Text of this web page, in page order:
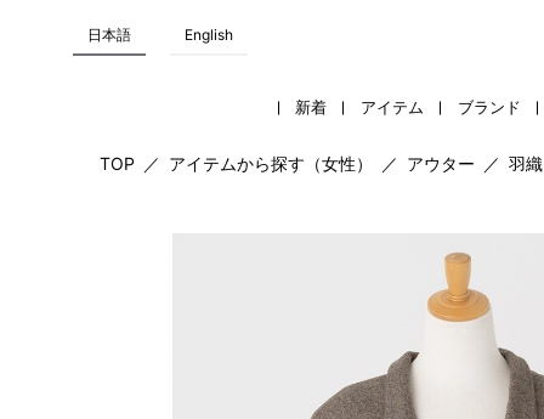
日本語 English
新着 アイテム ブランド
TOP ／ アイテムから探す（女性） ／ アウター ／ 羽織